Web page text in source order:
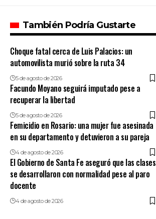
También Podría Gustarte
Choque fatal cerca de Luis Palacios: un
automovilista murió sobre la ruta 34
5 de agosto de 2026
Facundo Moyano seguirá imputado pese a
recuperar la libertad
5 de agosto de 2026
Femicidio en Rosario: una mujer fue asesinada
en su departamento y detuvieron a su pareja
4 de agosto de 2026
El Gobierno de Santa Fe aseguró que las clases
se desarrollaron con normalidad pese al paro
docente
4 de agosto de 2026